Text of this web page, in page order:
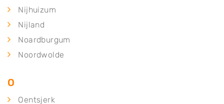
Nijhuizum
Nijland
Noardburgum
Noordwolde
O
Oentsjerk